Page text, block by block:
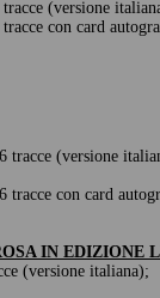
tracce (versione
tracce con card
tracce (versione
tracce con card
IN EDIZIONE
(versione italiana);